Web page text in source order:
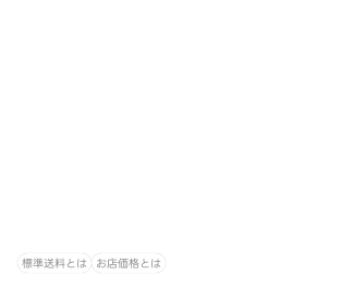
標準送料とは お店価格とは